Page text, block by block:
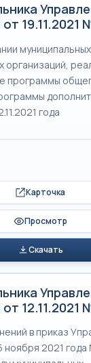
19.11.2021
муниципальных
организаций,
программы
года
Карточка
Просмотр
Скачать
12.11.2021
в приказ
ноября 2021